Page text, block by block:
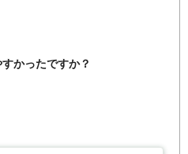
かったですか？